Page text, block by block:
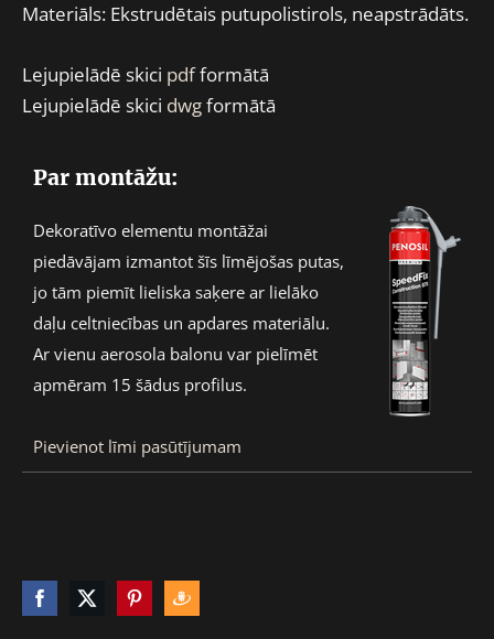
Materiāls: Ekstrudētais putupolistirols, neapstrādāts.
Lejupielādē skici pdfformātā
Lejupielādē skici dwgformātā
Par montāžu:
Dekoratīvo elementu montāžai
piedāvājam izmantot šīs līmējošas putas,
jo tām piemīt lieliska saķere ar lielāko
daļu celtniecības un apdares materiālu.
Ar vienu aerosola balonu var pielīmēt
apmēram 15 šādus profilus.
Pievienot līmi pasūtījumam